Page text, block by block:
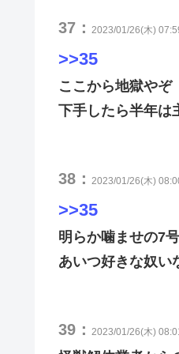
37： 2023/01/26(木)
>>35
ここから地獄やぞ
下手したら半年は
38： 2023/01/26(木)
>>35
明らか噛ませの7
あいつ好きな奴い
39： 2023/01/26(木)